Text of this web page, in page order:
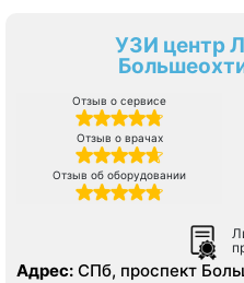
УЗИ центр
Отзыв о сервисе
Отзыв о врачах
Отзыв об оборудовании
Адрес: СПб, проспект